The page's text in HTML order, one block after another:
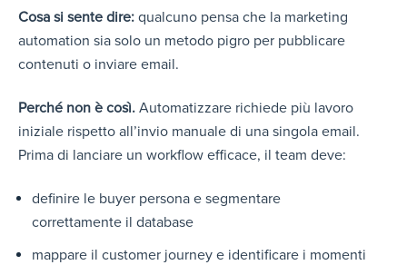
Cosa si sente dire: qualcuno pensa che la marketing
automation sia solo un metodo pigro per pubblicare
contenuti o inviare email.
Perché non è così. Automatizzare richiede più lavoro
iniziale rispetto all’invio manuale di una singola email.
Prima di lanciare un workflow efficace, il team deve:
definire le buyer persona e segmentare
correttamente il database
mappare il customer journey e identificare i momenti